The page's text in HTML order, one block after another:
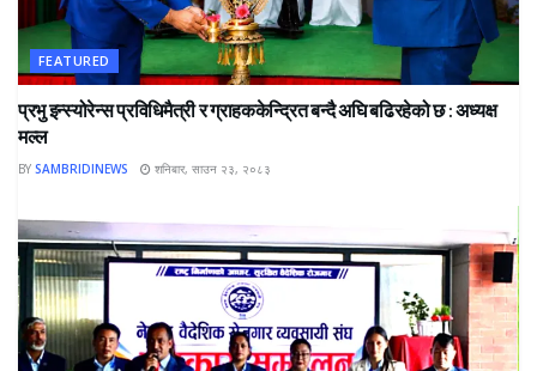
FEATURED
प्रभु इन्स्योरेन्स प्रविधिमैत्री र ग्राहककेन्द्रित बन्दै अघि बढिरहेको छ : अध्यक्ष
मल्ल
BY SAMBRIDINEWS शनिबार, साउन २३, २०८३